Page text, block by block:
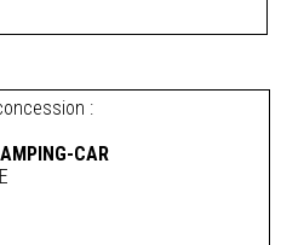
:
CAR